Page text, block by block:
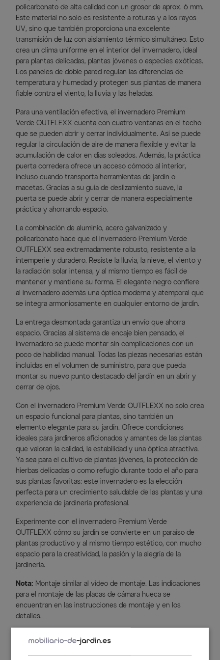
policarbonato de alta calidad con un grosor de aprox. 6 mm.
Este material no solo es resistente a roturas y a los rayos
UV, sino que también proporciona una excelente
transmisión de luz con aislamiento térmico simultáneo. Esto
crea un clima uniforme en el interior del invernadero, ideal
para plantas delicadas, plantas jóvenes o especies exóticas.
Los paneles de doble pared regulan las diferencias de
temperatura y humedad y protegen sus plantas de manera
fiable contra el viento, la lluvia y las heladas.
Para una ventilación efectiva, el invernadero Premium
Verde OUTFLEXX cuenta con cuatro ventanas en el techo
que se pueden abrir y cerrar individualmente. Así se puede
regular la circulación de aire de manera flexible y evitar la
acumulación de calor en días soleados. Además, la práctica
puerta corredera ofrece un acceso cómodo al interior,
incluso cuando transporta herramientas de jardín o
macetas. Gracias a su guía de deslizamiento suave, la
puerta se puede abrir y cerrar de manera especialmente
práctica y ahorrando espacio.
La combinación de aluminio, acero galvanizado y
policarbonato hace que el invernadero Premium Verde
OUTFLEXX sea extremadamente robusto, resistente a la
intemperie y duradero. Resiste la lluvia, la nieve, el viento y
la radiación solar intensa, y al mismo tiempo es fácil de
mantener y mantiene su forma. El elegante negro confiere
al invernadero además una óptica moderna y atemporal que
se integra armoniosamente en cualquier entorno de jardín.
La entrega desmontada garantiza un envío que ahorra
espacio. Gracias al sistema de encaje bien pensado, el
invernadero se puede montar sin complicaciones con un
poco de habilidad manual. Todas las piezas necesarias están
incluidas en el volumen de suministro, para que pueda
montar su nuevo punto destacado del jardín en un abrir y
cerrar de ojos.
Con el invernadero Premium Verde OUTFLEXX no solo crea
un espacio funcional para plantas, sino también un
elemento elegante para su jardín. Ofrece condiciones
ideales para jardineros aficionados y amantes de las plantas
que valoran la calidad, la estabilidad y una óptica atractiva.
Ya sea para el cultivo de plantas jóvenes, la protección de
hierbas delicadas o como refugio durante todo el año para
sus plantas favoritas: este invernadero es la elección
perfecta para un crecimiento saludable de las plantas y una
experiencia de jardinería profesional.
Experimente con el invernadero Premium Verde
OUTFLEXX cómo su jardín se convierte en un paraíso de
plantas productivo y al mismo tiempo estético, con mucho
espacio para la creatividad, la pasión y la alegría de la
jardinería.
Nota: Montaje similar al vídeo de montaje. Las indicaciones
para el montaje de las placas de cámara hueca se
encuentran en las instrucciones de montaje y en los
detalles.
Sus ventajas